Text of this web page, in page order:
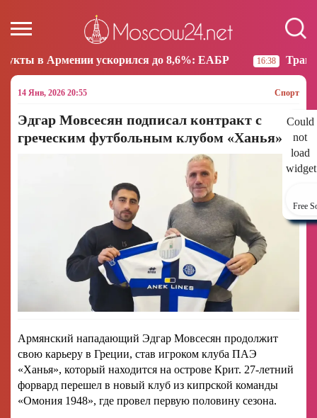
до 8,6%: ЕАБР 16:38 Трамп: США больше не
14 Янв, 2026 20:55 Спорт
Could
not
load
Free
Эдгар Мовсесян подписал контракт с
греческим футбольным клубом «Ханья»
Армянский нападающий Эдгар Мовсесян продолжит
свою карьеру в Греции, став игроком клуба ПАЭ
«Ханья», который находится на острове Крит. 27-летний
форвард перешел в новый клуб из кипрской команды
«Омония 1948», где провел первую половину сезона.